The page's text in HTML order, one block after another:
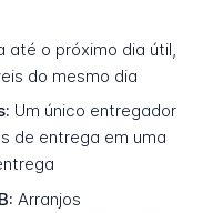
até o próximo dia útil,
do mesmo dia
Um único entregador
de entrega em uma
Arranjos